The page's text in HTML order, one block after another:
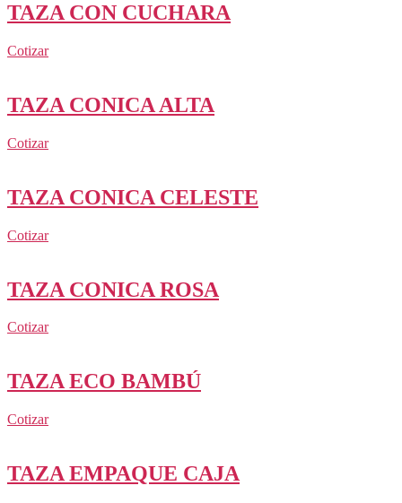
TAZA CON CUCHARA
Cotizar
TAZA CONICA ALTA
Cotizar
TAZA CONICA CELESTE
Cotizar
TAZA CONICA ROSA
Cotizar
TAZA ECO BAMBÚ
Cotizar
TAZA EMPAQUE CAJA